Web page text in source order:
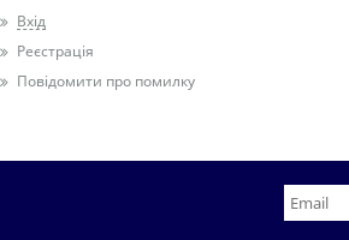
Вхід
Реєстрація
Повідомити про помилку